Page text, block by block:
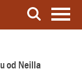
od Neilla